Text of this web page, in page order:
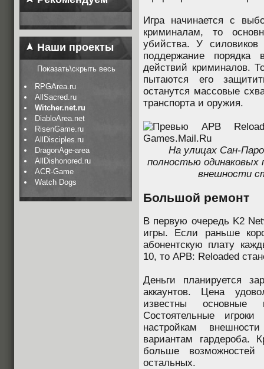
Наши проекты
Показать\скрыть весь
RPGArea.ru
AllSacred.ru
Witcher.net.ru
DiabloArea.net
RisenGame.ru
AllDisciples.ru
DragonAge-area
AllDishonored.ru
ACR-Game
Watch Dogs
Игра начинается с
криминалам, то
убийства. У
поддержание порядка
действий криминалов.
пытаются его
останутся массовые
транспорта и оружия.
На улицах Сан-
полностью одинаковых
внешности
Большой ремонт
В первую очередь K2
игры. Если раньше
абонентскую плату
10, то APB: Reloaded
Деньги планируется
аккаунтов. Цена
известны основные
Состоятельные
настройкам
вариантам гардероба.
больше
остальных.